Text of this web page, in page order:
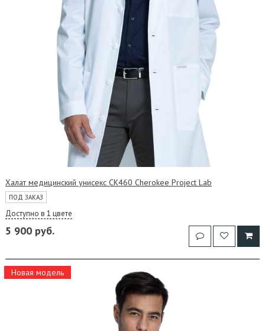
Халат медицинский унисекс CK460 Cherokee Project Lab
ПОД ЗАКАЗ
Доступно в 1 цвете
5 900 руб.
Новая модель